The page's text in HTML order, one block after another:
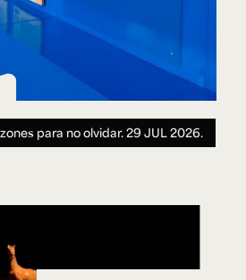
para no olvidar.29 JUL 2026.